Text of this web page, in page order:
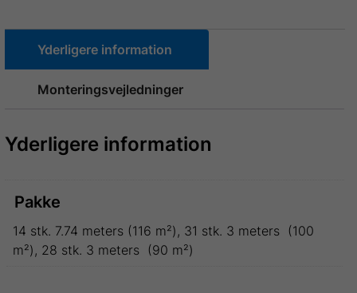
Yderligere information
Monteringsvejledninger
Yderligere information
Pakke
14 stk. 7.74 meters (116 m²), 31 stk. 3 meters (100
m²), 28 stk. 3 meters (90 m²)